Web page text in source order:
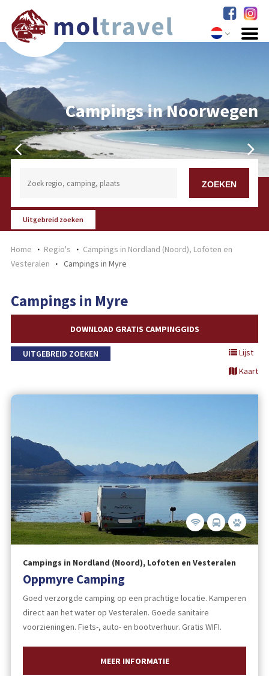
Campings in Noorwegen
Uitgebreid zoeken
Home Regio's
Campings in Nordland (Noord), Lofoten en
Vesteralen
Campings in Myre
Campings in Myre
DOWNLOAD GRATIS CAMPINGGIDS
UITGEBREID ZOEKEN
Lijst
Kaart
Campings in Nordland (Noord), Lofoten en Vesteralen
Oppmyre Camping
Goed verzorgde camping op een prachtige locatie. Kamperen
direct aan het water op Vesteralen. Goede sanitaire
voorzieningen. Fiets-, auto- en bootverhuur. Gratis WIFI.
MEER INFORMATIE